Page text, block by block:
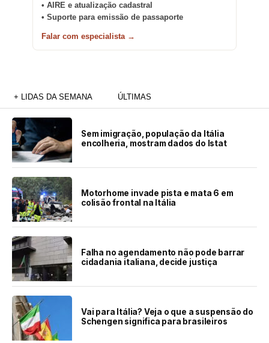
• AIRE e atualização cadastral
• Suporte para emissão de passaporte
Falar com especialista →
+ LIDAS DA SEMANA ÚLTIMAS
Sem imigração, população da Itália
encolheria, mostram dados do Istat
Motorhome invade pista e mata 6 em
colisão frontal na Itália
Falha no agendamento não pode barrar
cidadania italiana, decide justiça
Vai para Itália? Veja o que a suspensão do
Schengen significa para brasileiros